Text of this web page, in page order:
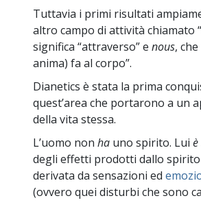
Tuttavia i primi risultati
altro campo di attività chiamato
significa “attraverso” enous,
anima) fa al corpo”.
Dianetics è stata la prima
quest’area che portarono a un
della vita stessa.
L’uomo nonha uno spirito. Luiè
degli effetti prodotti dallo
derivata da sensazioni ed
(ovvero quei disturbi che sono